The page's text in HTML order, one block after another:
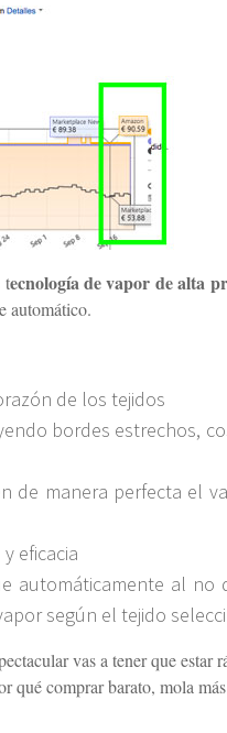
tecnología de vapor de alta
automático.
de los tejidos
bordes estrechos,
de manera perfecta el
eficacia
automáticamente al no
según el tejido
vas a tener que estar
qué comprar barato, mola